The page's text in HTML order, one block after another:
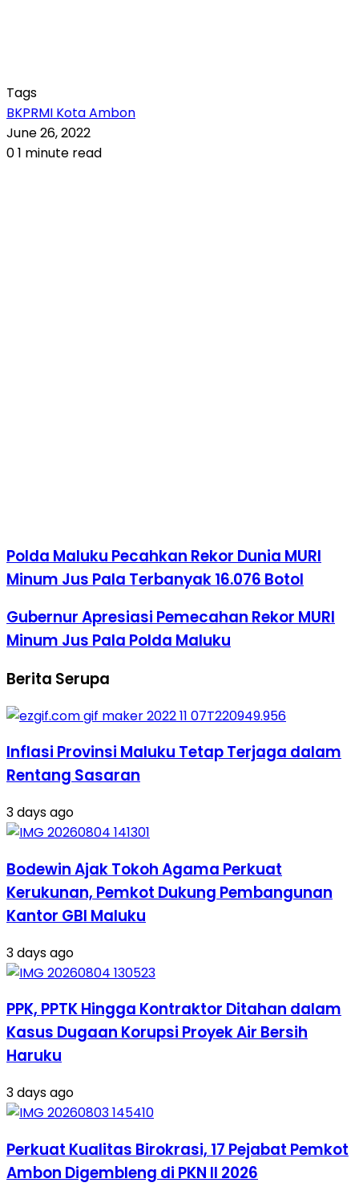
Tags
BKPRMI Kota Ambon
June 26, 2022
01 minute read
Polda Maluku Pecahkan Rekor Dunia MURI
Minum Jus Pala Terbanyak 16.076 Botol
Gubernur Apresiasi Pemecahan Rekor MURI
Minum Jus Pala Polda Maluku
Berita Serupa
Inflasi Provinsi Maluku Tetap Terjaga dalam
Rentang Sasaran
3 days ago
Bodewin Ajak Tokoh Agama Perkuat
Kerukunan, Pemkot Dukung Pembangunan
Kantor GBI Maluku
3 days ago
PPK, PPTK Hingga Kontraktor Ditahan dalam
Kasus Dugaan Korupsi Proyek Air Bersih
Haruku
3 days ago
Perkuat Kualitas Birokrasi, 17 Pejabat Pemkot
Ambon Digembleng di PKN II 2026